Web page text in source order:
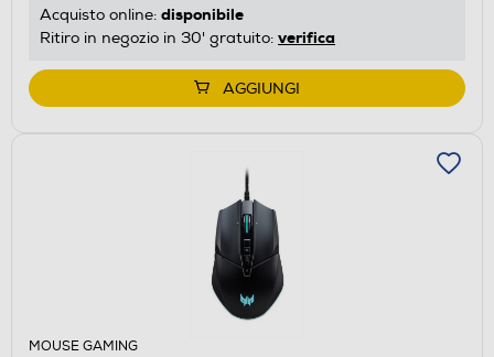
Acquisto online: disponibile
Ritiro in negozio in 30' gratuito: verifica
AGGIUNGI
MOUSE GAMING